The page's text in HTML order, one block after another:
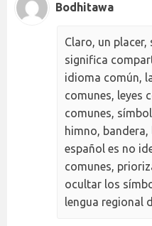
Bodhitawa
Claro, un
significa
idioma común,
comunes, leyes
comunes,
himno,
español es no
comunes,
ocultar los
lengua regional